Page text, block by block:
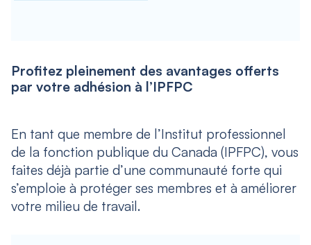
Profitez pleinement des avantages offerts
par votre adhésion à l’IPFPC
En tant que membre de l’Institut professionnel
de la fonction publique du Canada (IPFPC), vous
faites déjà partie d’une communauté forte qui
s’emploie à protéger ses membres et à améliorer
votre milieu de travail.